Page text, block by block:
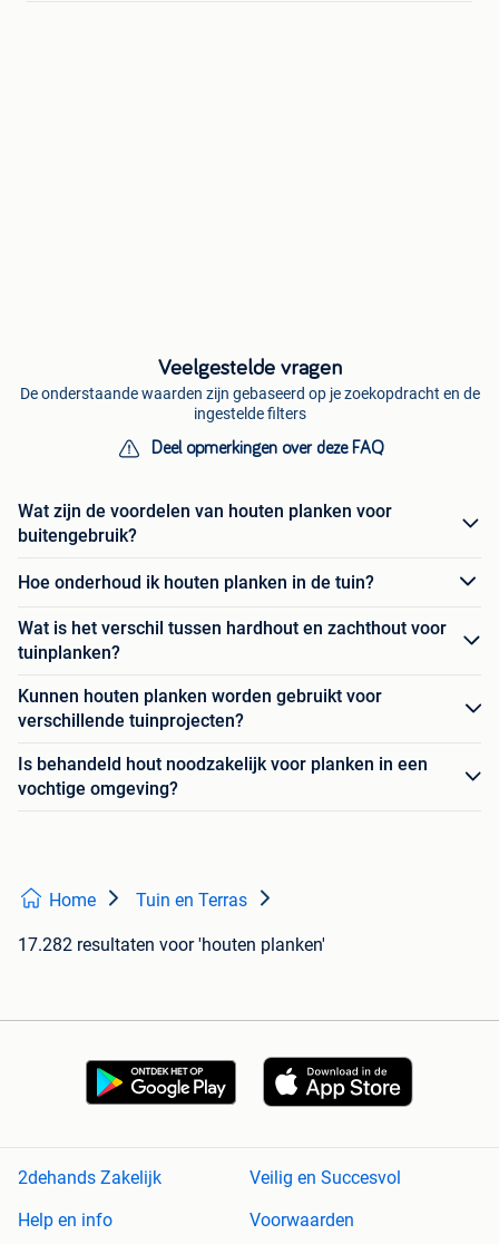
Veelgestelde vragen
De onderstaande waarden zijn gebaseerd op je zoekopdracht en de
ingestelde filters
Deel opmerkingen over deze FAQ
Wat zijn de voordelen van houten planken voor
buitengebruik?
Hoe onderhoud ik houten planken in de tuin?
Wat is het verschil tussen hardhout en zachthout voor
tuinplanken?
Kunnen houten planken worden gebruikt voor
verschillende tuinprojecten?
Is behandeld hout noodzakelijk voor planken in een
vochtige omgeving?
Home Tuin en Terras
17.282 resultaten voor 'houten planken'
2dehands Zakelijk
Veilig en Succesvol
Help en info
Voorwaarden